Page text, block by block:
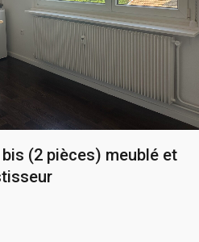
(2 pièces) meublé et